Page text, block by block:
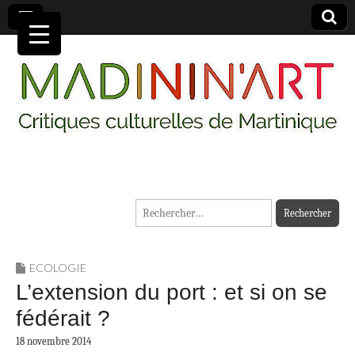
MADININ'ART
Rechercher :
ECOLOGIE
L’extension du port : et si on se
fédérait ?
18 novembre 2014